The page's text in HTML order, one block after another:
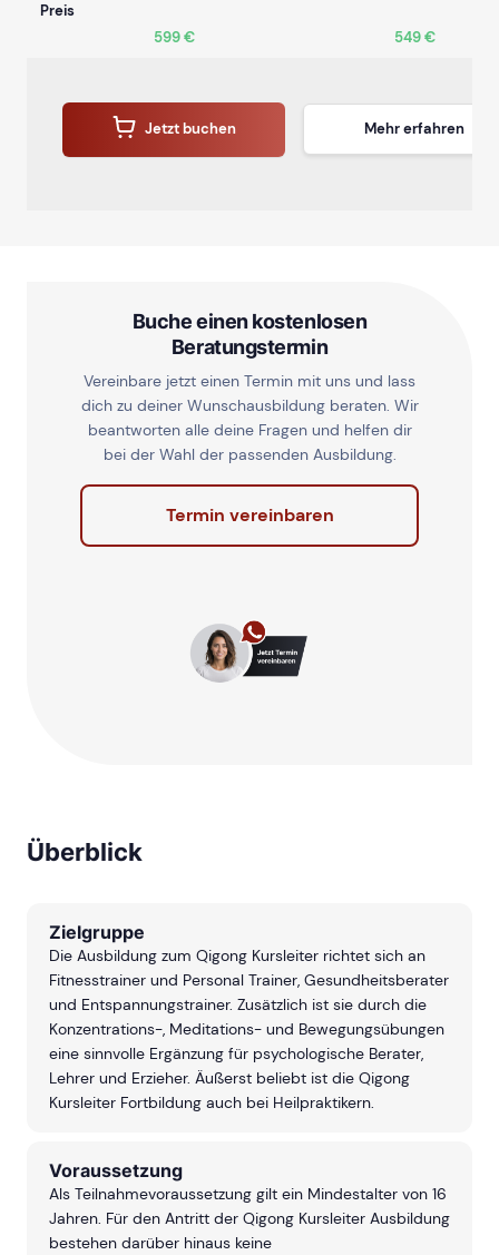
Preis
599 €
549 €
Jetzt buchen Mehr erfahren
Buche einen kostenlosen
Beratungstermin
Vereinbare jetzt einen Termin mit uns und lass
dich zu deiner Wunschausbildung beraten. Wir
beantworten alle deine Fragen und helfen dir
bei der Wahl der passenden Ausbildung.
Termin vereinbaren
Überblick
Zielgruppe
Die Ausbildung zum Qigong Kursleiter richtet sich an
Fitnesstrainer und Personal Trainer, Gesundheitsberater
und Entspannungstrainer. Zusätzlich ist sie durch die
Konzentrations-, Meditations- und Bewegungsübungen
eine sinnvolle Ergänzung für psychologische Berater,
Lehrer und Erzieher. Äußerst beliebt ist die Qigong
Kursleiter Fortbildung auch bei Heilpraktikern.
Voraussetzung
Als Teilnahmevoraussetzung gilt ein Mindestalter von 16
Jahren. Für den Antritt der Qigong Kursleiter Ausbildung
bestehen darüber hinaus keine